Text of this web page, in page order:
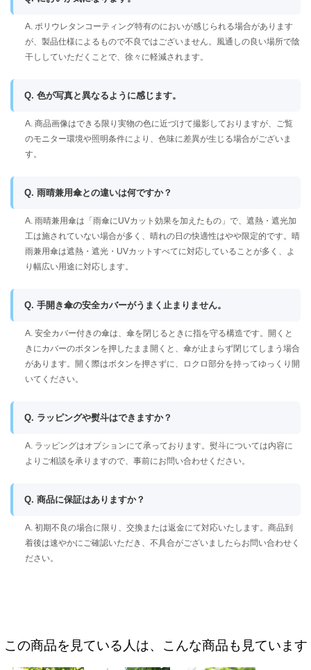
A. ポリウレタンコーティング特有のにおいが感じられる場合があります
が、製品仕様によるもので不良ではございません。風通しの良い場所で陰
干ししていただくことで、徐々に軽減されます。
Q. 色が写真と異なるように感じます。
A. 商品画像はできる限り実物の色に近づけて撮影しておりますが、ご覧
のモニター環境や照明条件により、色味に差異が生じる場合がございま
す。
Q. 雨晴兼用傘との違いは何ですか？
A. 雨晴兼用傘は「雨傘にUVカット効果を加えたもの」で、遮熱・遮光加
工は施されていない場合が多く、晴れの日の快適性はやや限定的です。晴
雨兼用傘は遮熱・遮光・UVカットすべてに対応していることが多く、よ
り幅広い用途に対応します。
Q. 手開き傘の安全カバーがうまく止まりません。
A. 安全カバー付きの傘は、傘を閉じるときに指を守る構造です。開くと
きにカバーのボタンを押したまま開くと、傘が止まらず閉じてしまう場合
があります。開く際はボタンを押さずに、ロクロ部分を持ってゆっくり開
いてください。
Q. ラッピングや熨斗はできますか？
A. ラッピングはオプションにて承っております。熨斗については内容に
よりご相談を承りますので、事前にお問い合わせください。
Q. 商品に保証はありますか？
A. 初期不良の場合に限り、交換または返金にて対応いたします。商品到
着後は速やかにご確認いただき、不具合がございましたらお問い合わせく
ださい。
この商品を見ている人は、こんな商品も見ています